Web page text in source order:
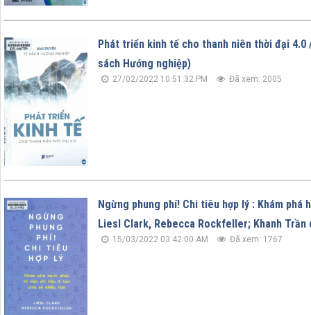
Phát triển kinh tế cho thanh niên thời đại 4.0
sách Hướng nghiệp)
27/02/2022 10:51:32 PM Đã xem: 2005
Ngừng phung phí! Chi tiêu hợp lý : Khám
Liesl Clark, Rebecca Rockfeller; Khanh
15/03/2022 03:42:00 AM Đã xem: 1767